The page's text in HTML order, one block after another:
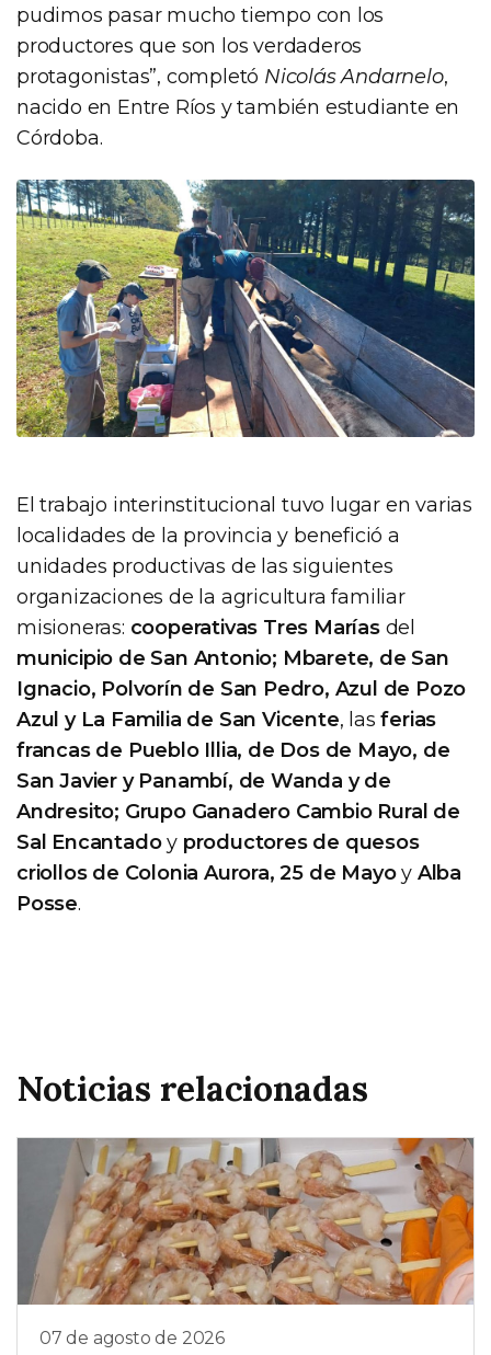
pudimos pasar mucho tiempo con los
productores que son los verdaderos
protagonistas”, completó Nicolás Andarnelo,
nacido en Entre Ríos y también estudiante en
Córdoba.
El trabajo interinstitucional tuvo lugar en varias
localidades de la provincia y benefició a
unidades productivas de las siguientes
organizaciones de la agricultura familiar
misioneras: cooperativas Tres Maríasdel
municipio de San Antonio; Mbarete, de San
Ignacio, Polvorín de San Pedro, Azul de Pozo
Azul y La Familia de San Vicente, lasferias
francas de Pueblo Illia, de Dos de Mayo, de
San Javier y Panambí, de Wanda y de
Andresito; Grupo Ganadero Cambio Rural de
Sal Encantadoy productores de quesos
criollos de Colonia Aurora, 25 de Mayoy Alba
Posse.
Noticias relacionadas
07 de agosto de 2026